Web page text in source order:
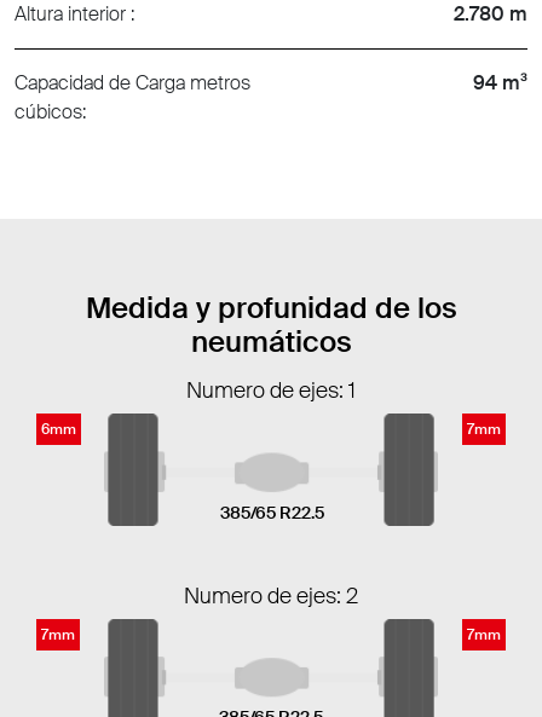
Altura interior :
2.780 m
Capacidad de Carga metros
cúbicos:
94 m³
Medida y profunidad de los
neumáticos
Numero de ejes: 1
6mm
385/65 R22.5
7mm
Numero de ejes: 2
7mm 7mm